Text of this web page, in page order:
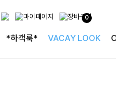
0
*하객룩* VACAY LOOK